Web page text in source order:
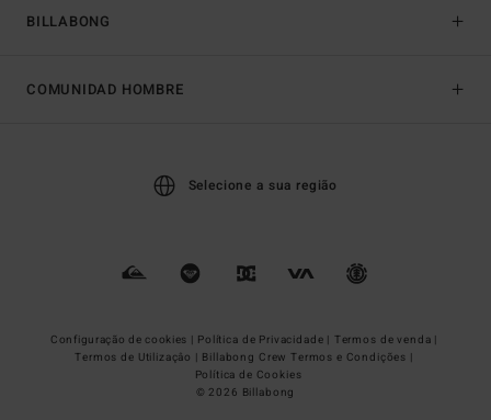
BILLABONG
COMUNIDAD HOMBRE
Selecione a sua região
Configuração de cookies | Política de Privacidade | Termos de venda |
Termos de Utilizaçâo | Billabong Crew Termos e Condições |
Política de Cookies
© 2026 Billabong